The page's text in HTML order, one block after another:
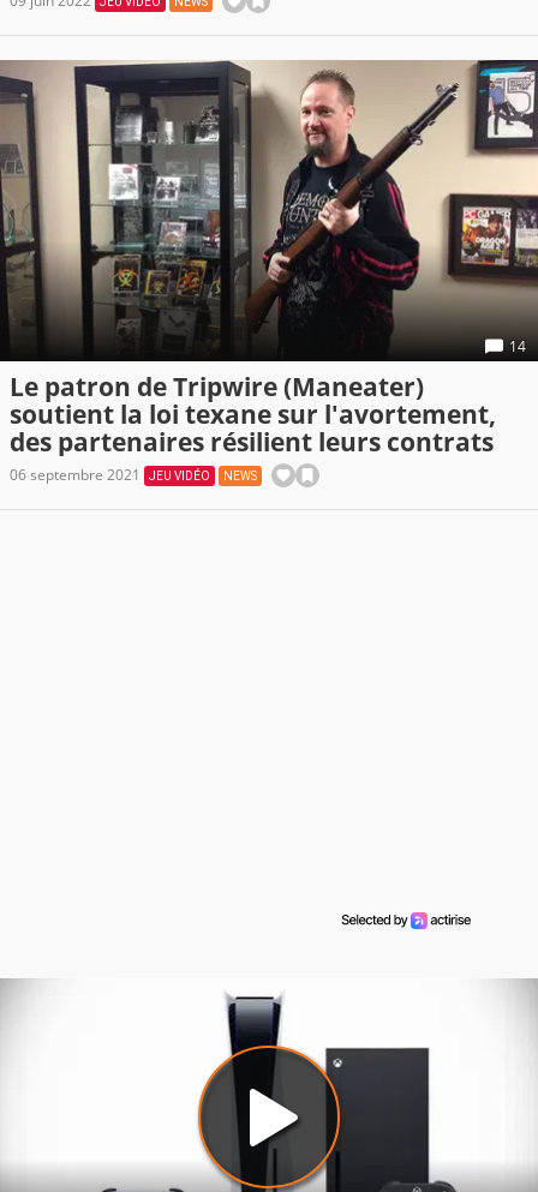
14
Le patron de Tripwire (Maneater)
soutient la loi texane sur l'avortement,
des partenaires résilient leurs contrats
06 septembre 2021 JEU VIDÉO NEWS